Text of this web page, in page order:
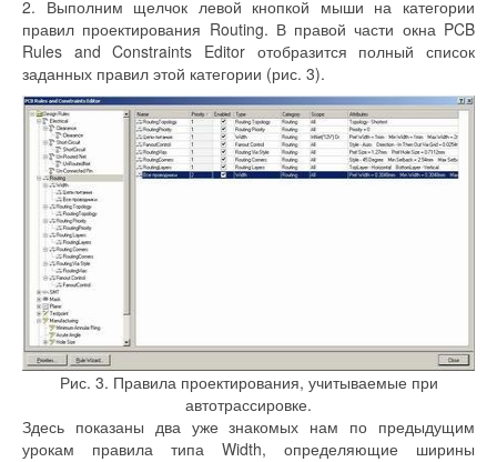
2. Выполним щелчок левой кнопкой мыши на категории
правил проектирования Routing. В правой части окна PCB
Rules and Constraints Editor отобразится полный список
заданных правил этой категории (рис. 3).
Рис. 3. Правила проектирования, учитываемые при
автотрассировке.
Здесь показаны два уже знакомых нам по предыдущим
урокам правила типа Width, определяющие ширины